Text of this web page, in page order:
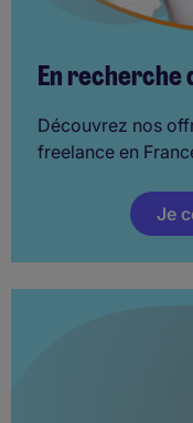
En recherche
Découvrez nos
freelance en
Je